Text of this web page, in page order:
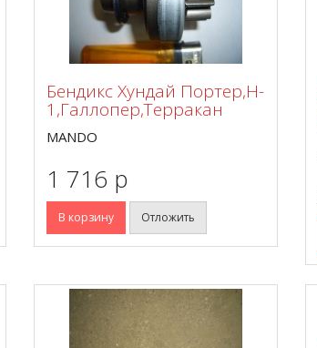
Бендикс Хундай Портер,H-
1,Галлопер,Терракан
MANDO
1 716 p
В корзину Отложить